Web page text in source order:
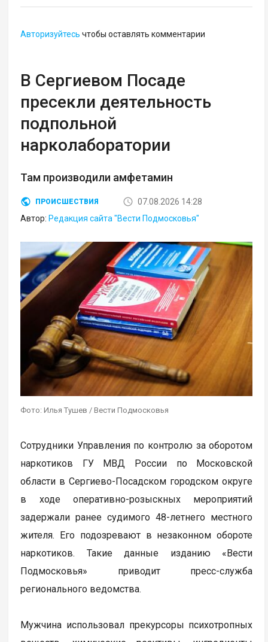
Авторизуйтесь чтобы оставлять комментарии
В Сергиевом Посаде
пресекли деятельность
подпольной
нарколаборатории
Там производили амфетамин
ПРОИСШЕСТВИЯ
07.08.2026 14:28
Автор: Редакция сайта "Вести Подмосковья"
Фото: Илья Тушев / Вести Подмосковья
Сотрудники Управления по контролю за оборотом
наркотиков ГУ МВД России по Московской
области в Сергиево-Посадском городском округе
в ходе оперативно-розыскных мероприятий
задержали ранее судимого 48-летнего местного
жителя. Его подозревают в незаконном обороте
наркотиков. Такие данные изданию «Вести
Подмосковья» приводит пресс-служба
регионального ведомства.
Мужчина использовал прекурсоры психотропных